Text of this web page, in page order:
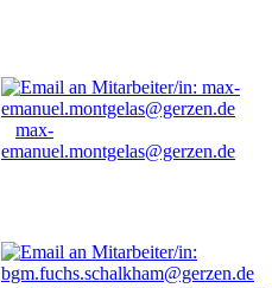
max-
emanuel.montgelas@gerzen.de